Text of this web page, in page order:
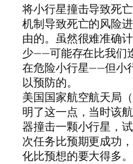
将小行星撞击导致死
机制导致死亡的风险
由的。虽然很难准确
少——可能存在比我们
在危险小行星——但小
以预防的。
美国国家航空航天局
明了这一点，当时该
器撞击一颗小行星，
次任务比预期更成功
化比预想的要大得多。